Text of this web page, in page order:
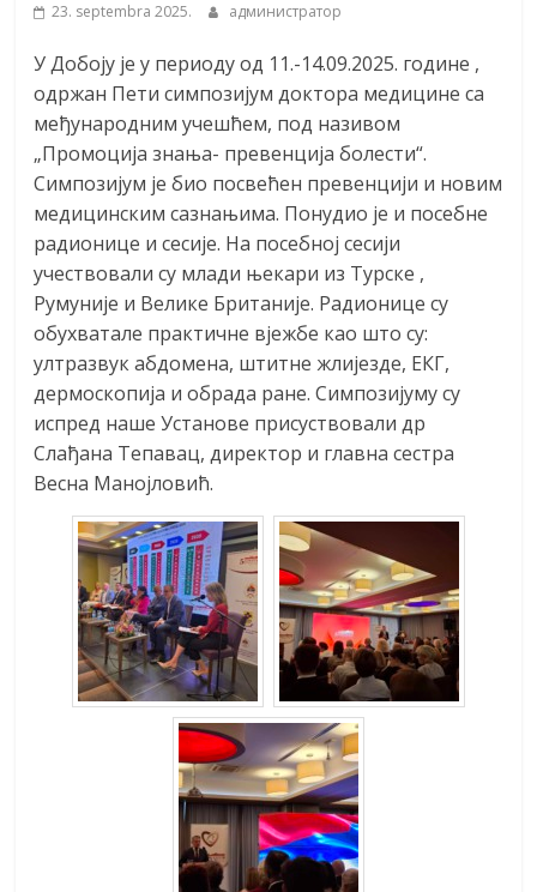
23. septembra 2025. администратор
У Добоју је у периоду од 11.-14.09.2025. године ,
одржан Пети симпозијум доктора медицине са
међународним учешћем, под називом
„Промоција знања- превенција болести“.
Симпозијум је био посвећен превенцији и новим
медицинским сазнањима. Понудио је и посебне
радионице и сесије. На посебној сесији
учествовали су млади њекари из Турске ,
Румуније и Велике Британије. Радионице су
обухватале практичне вјежбе као што су:
ултразвук абдомена, штитне жлијезде, ЕКГ,
дермоскопија и обрада ране. Симпозијуму су
испред наше Установе присуствовали др
Слађана Тепавац, директор и главна сестра
Весна Манојловић.